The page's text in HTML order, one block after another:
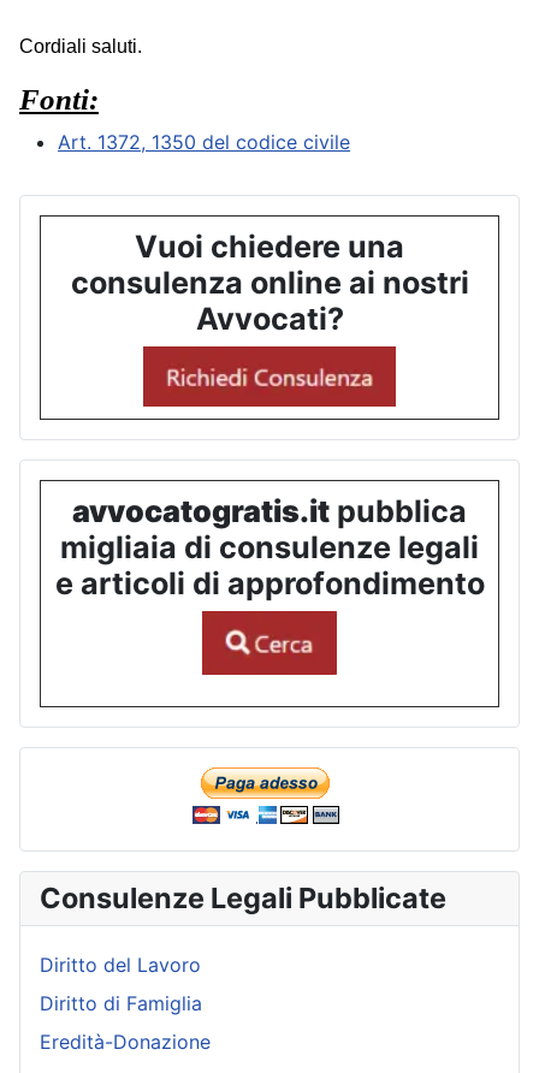
Cordiali saluti.
Fonti:
Art. 1372, 1350 del codice civile
Vuoi chiedere una
consulenza online ai nostri
Avvocati?
avvocatogratis.it pubblica
migliaia di consulenze legali
e articoli di approfondimento
Consulenze Legali Pubblicate
Diritto del Lavoro
Diritto di Famiglia
Eredità-Donazione